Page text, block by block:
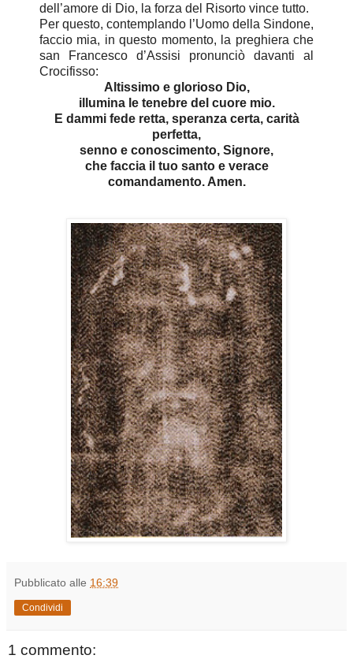
dell’amore di Dio, la forza del Risorto vince tutto.
Per questo, contemplando l’Uomo della Sindone,
faccio mia, in questo momento, la preghiera che
san Francesco d’Assisi pronunciò davanti al
Crocifisso:
Altissimo e glorioso Dio,
illumina le tenebre del cuore mio.
E dammi fede retta, speranza certa, carità
perfetta,
senno e conoscimento, Signore,
che faccia il tuo santo e verace
comandamento. Amen.
Pubblicato alle 16:39
Condividi
1 commento: